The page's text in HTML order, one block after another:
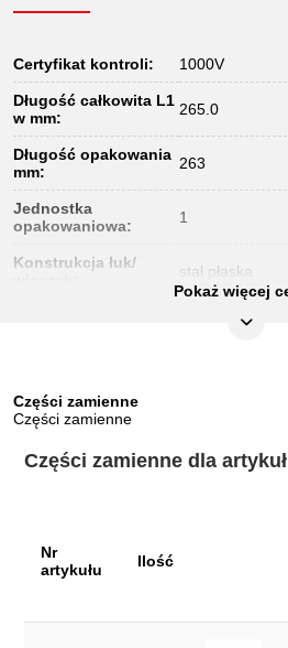
Certyfikat kontroli: 1000V
Długość całkowita L1
w mm:
265.0
Długość opakowania
mm:
263
Jednostka
opakowaniowa:
1
Konstrukcja łuk/
stal płaska
opakowania mm:
Zwroty nie są
dł. częś. L2 w mm: 145.0
Pokaż więcej
Części zamienne
Części zamienne
Części zamienne dla
Nr
artykułu
Ilość